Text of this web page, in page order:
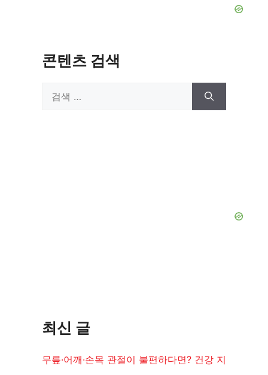
콘텐츠 검색
최신 글
무릎·어깨·손목 관절이 불편하다면? 건강 지